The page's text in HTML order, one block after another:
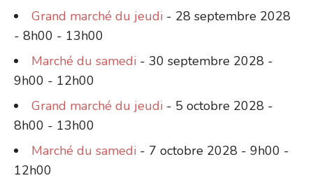
Grand marché du jeudi - 28 septembre 2028
- 8h00 - 13h00
Marché du samedi - 30 septembre 2028 -
9h00 - 12h00
Grand marché du jeudi - 5 octobre 2028 -
8h00 - 13h00
Marché du samedi - 7 octobre 2028 - 9h00 -
12h00